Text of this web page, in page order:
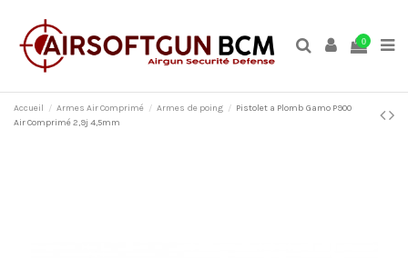
0
Accueil Armes Air Comprimé Armes de poing
Pistolet a Plomb Gamo P900
Air Comprimé 2,9j 4,5mm